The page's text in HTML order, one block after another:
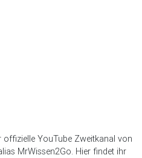
offizielle YouTube Zweitkanal von
MrWissen2Go. Hier findet ihr